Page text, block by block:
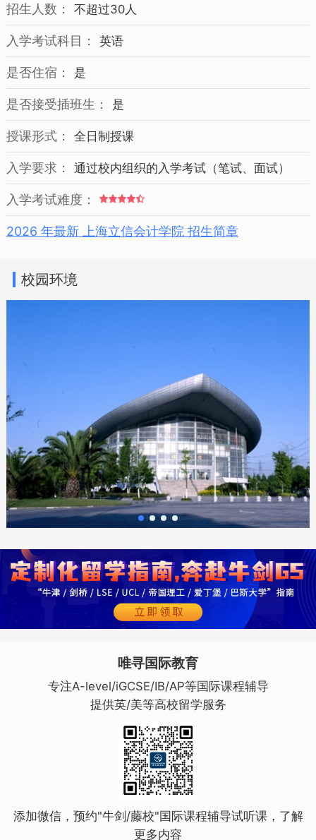
招生人数： 不超过30人
入学考试科目： 英语
是否住宿： 是
是否接受插班生： 是
授课形式： 全日制授课
入学要求： 通过校内组织的入学考试（笔试、面试）
入学考试难度：
2026 年最新 上海立信会计学院 招生简章
校园环境
唯寻国际教育
专注A-level/iGCSE/IB/AP等国际课程辅导
提供英/美等高校留学服务
添加微信，预约"牛剑/藤校"国际课程辅导试听课，了解
更多内容